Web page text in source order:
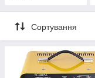
Сортування